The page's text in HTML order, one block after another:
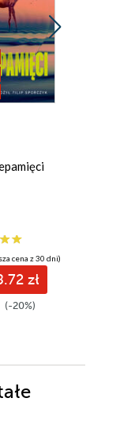
cena z 30 dni)
zł
(-20%)